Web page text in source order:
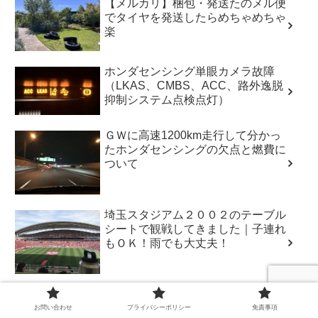
【メルカリ】梱包・発送たのメル便
でタイヤを発送したらめちゃめちゃ
楽
ホンダセンシング単眼カメラ故障
（LKAS、CMBS、ACC、路外逸脱
抑制システム点検点灯）
ＧＷに高速1200km走行して分かっ
たホンダセンシングの欠点と燃費に
ついて
埼玉スタジアム２００２のテーブル
シートで観戦してきました｜子連れ
もＯＫ！雨でも大丈夫！
【電池代200円台】子ども用腕時計
カシオ（CASIO）LRW-200H電池
お問い合わせ プライバシーポリシー 免責事項